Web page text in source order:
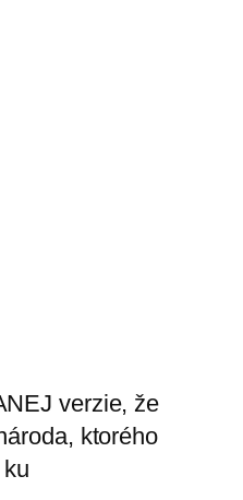
verzie, že
ktorého